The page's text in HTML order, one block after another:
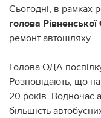
Сьогодні, в рамках
голова
ремонт автошляху.
Голова ОДА
Розповідають, що
20 років. Водночас
більшість